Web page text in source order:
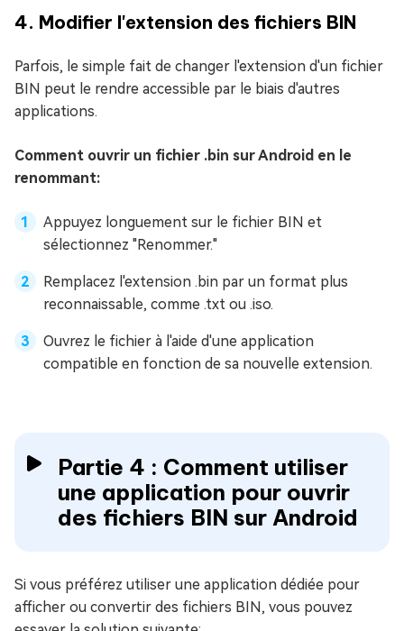
4. Modifier l'extension des fichiers BIN
Parfois, le simple fait de changer l'extension d'un fichier
BIN peut le rendre accessible par le biais d'autres
applications.
Comment ouvrir un fichier .bin sur Android en le
renommant:
Appuyez longuement sur le fichier BIN et
sélectionnez "Renommer."
Remplacez l'extension .bin par un format plus
reconnaissable, comme .txt ou .iso.
Ouvrez le fichier à l'aide d'une application
compatible en fonction de sa nouvelle extension.
Partie 4 : Comment utiliser
une application pour ouvrir
des fichiers BIN sur Android
Si vous préférez utiliser une application dédiée pour
afficher ou convertir des fichiers BIN, vous pouvez